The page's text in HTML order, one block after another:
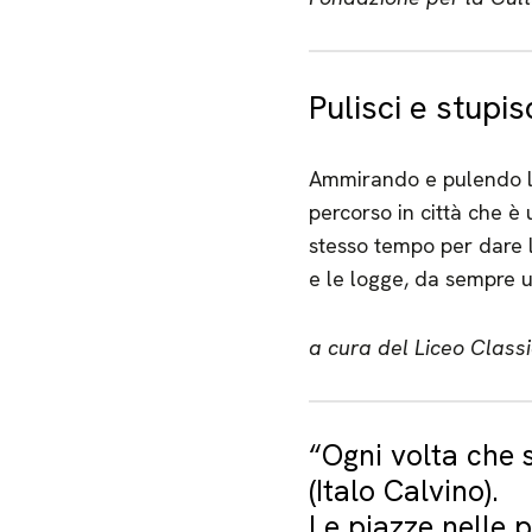
Pulisci e
Ammirando e pulendo
percorso in città che è
stesso tempo per
e le logge, da sempre
a cura del Liceo
“Ogni volta che
(Italo Calvino).